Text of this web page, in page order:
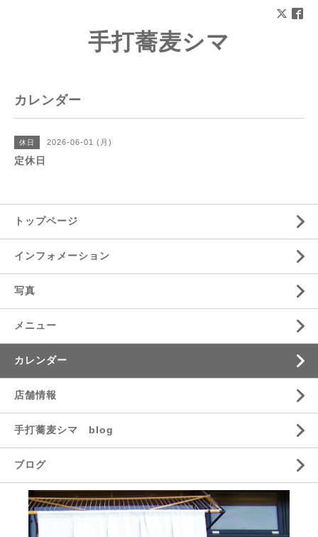
手打蕎麦シマ
カレンダー
休日 2026-06-01 (月)
定休日
トップページ
インフォメーション
写真
メニュー
カレンダー
店舗情報
手打蕎麦シマ blog
ブログ